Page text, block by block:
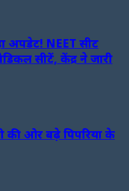
अपडेट! NEET सीट
सीटें, केंद्र ने जारी
की ओर बढ़े पिपरिया के